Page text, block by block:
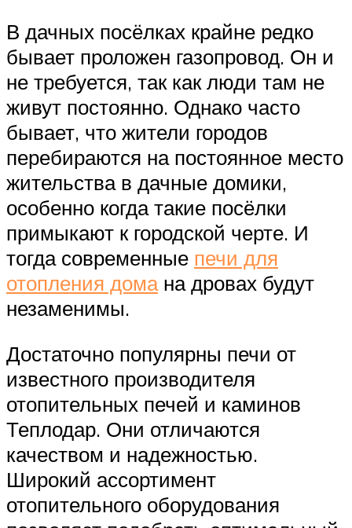
В дачных посёлках крайне редко
бывает проложен газопровод. Он и
не требуется, так как люди там не
живут постоянно. Однако часто
бывает, что жители городов
перебираются на постоянное место
жительства в дачные домики,
особенно когда такие посёлки
примыкают к городской черте. И
тогда современные печи для
отопления домана дровах будут
незаменимы.
Достаточно популярны печи от
известного производителя
отопительных печей и каминов
Теплодар. Они отличаются
качеством и надежностью.
Широкий ассортимент
отопительного оборудования